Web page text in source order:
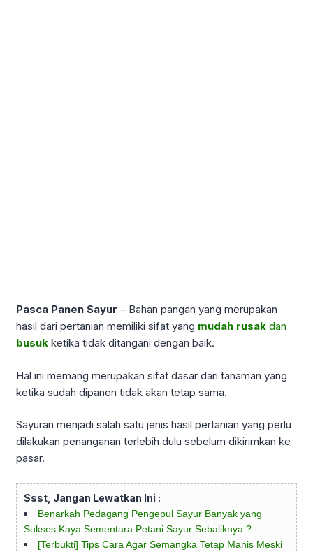
Pasca Panen Sayur – Bahan pangan yang merupakan
hasil dari pertanian memiliki sifat yang mudah rusak dan
busuk ketika tidak ditangani dengan baik.
Hal ini memang merupakan sifat dasar dari tanaman yang
ketika sudah dipanen tidak akan tetap sama.
Sayuran menjadi salah satu jenis hasil pertanian yang perlu
dilakukan penanganan terlebih dulu sebelum dikirimkan ke
pasar.
Ssst, Jangan Lewatkan Ini :
Benarkah Pedagang Pengepul Sayur Banyak yang
Sukses Kaya Sementara Petani Sayur Sebaliknya ?…
[Terbukti] Tips Cara Agar Semangka Tetap Manis Meski